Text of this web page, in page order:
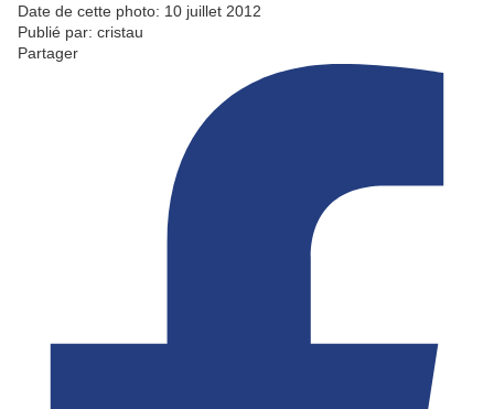
Date de cette photo: 10 juillet 2012
Publié par: cristau
Partager